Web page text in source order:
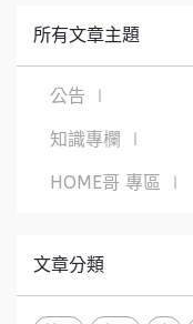
所有文章主題
公告 ∣
知識專欄 ∣
HOME哥 專區 ∣
文章分類